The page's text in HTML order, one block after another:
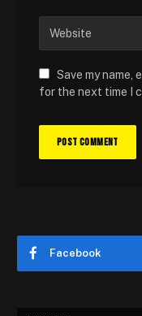
Save my name,
for the next time I
Facebook